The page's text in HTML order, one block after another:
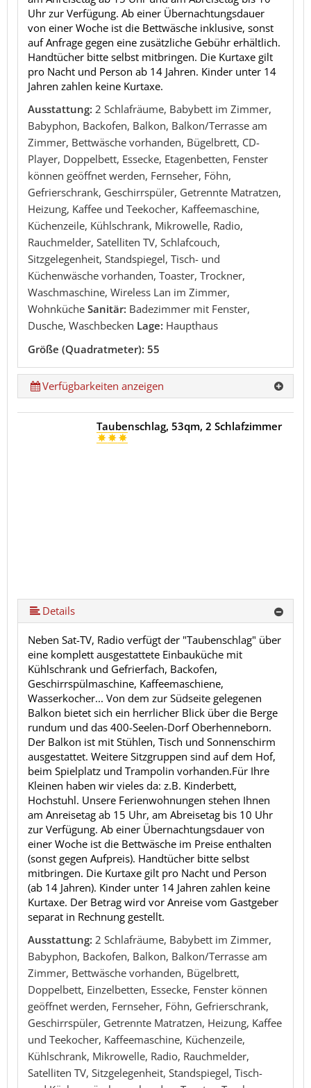
Uhr zur Verfügung. Ab einer Übernachtungsdauer
von einer Woche ist die Bettwäsche inklusive, sonst
auf Anfrage gegen eine zusätzliche Gebühr erhältlich.
Handtücher bitte selbst mitbringen. Die Kurtaxe gilt
pro Nacht und Person ab 14 Jahren. Kinder unter 14
Jahren zahlen keine Kurtaxe.
Ausstattung: 2 Schlafräume, Babybett im Zimmer,
Babyphon, Backofen, Balkon, Balkon/Terrasse am
Zimmer, Bettwäsche vorhanden, Bügelbrett, CD-
Player, Doppelbett, Essecke, Etagenbetten, Fenster
können geöffnet werden, Fernseher, Föhn,
Gefrierschrank, Geschirrspüler, Getrennte Matratzen,
Heizung, Kaffee und Teekocher, Kaffeemaschine,
Küchenzeile, Kühlschrank, Mikrowelle, Radio,
Rauchmelder, Satelliten TV, Schlafcouch,
Sitzgelegenheit, Standspiegel, Tisch- und
Küchenwäsche vorhanden, Toaster, Trockner,
Waschmaschine, Wireless Lan im Zimmer,
Wohnküche Sanitär: Badezimmer mit Fenster,
Dusche, Waschbecken Lage: Haupthaus
Größe (Quadratmeter): 55
Verfügbarkeiten anzeigen
Taubenschlag, 53qm, 2 Schlafzimmer
Details
Neben Sat-TV, Radio verfügt der "Taubenschlag" über
eine komplett ausgestattete Einbauküche mit
Kühlschrank und Gefrierfach, Backofen,
Geschirrspülmaschine, Kaffeemaschiene,
Wasserkocher... Von dem zur Südseite gelegenen
Balkon bietet sich ein herrlicher Blick über die Berge
rundum und das 400-Seelen-Dorf Oberhenneborn.
Der Balkon ist mit Stühlen, Tisch und Sonnenschirm
ausgestattet. Weitere Sitzgruppen sind auf dem Hof,
beim Spielplatz und Trampolin vorhanden.Für Ihre
Kleinen haben wir vieles da: z.B. Kinderbett,
Hochstuhl. Unsere Ferienwohnungen stehen Ihnen
am Anreisetag ab 15 Uhr, am Abreisetag bis 10 Uhr
zur Verfügung. Ab einer Übernachtungsdauer von
einer Woche ist die Bettwäsche im Preise enthalten
(sonst gegen Aufpreis). Handtücher bitte selbst
mitbringen. Die Kurtaxe gilt pro Nacht und Person
(ab 14 Jahren). Kinder unter 14 Jahren zahlen keine
Kurtaxe. Der Betrag wird vor Anreise vom Gastgeber
separat in Rechnung gestellt.
Ausstattung: 2 Schlafräume, Babybett im Zimmer,
Babyphon, Backofen, Balkon, Balkon/Terrasse am
Zimmer, Bettwäsche vorhanden, Bügelbrett,
Doppelbett, Einzelbetten, Essecke, Fenster können
geöffnet werden, Fernseher, Föhn, Gefrierschrank,
Geschirrspüler, Getrennte Matratzen, Heizung, Kaffee
und Teekocher, Kaffeemaschine, Küchenzeile,
Kühlschrank, Mikrowelle, Radio, Rauchmelder,
Satelliten TV, Sitzgelegenheit, Standspiegel, Tisch-